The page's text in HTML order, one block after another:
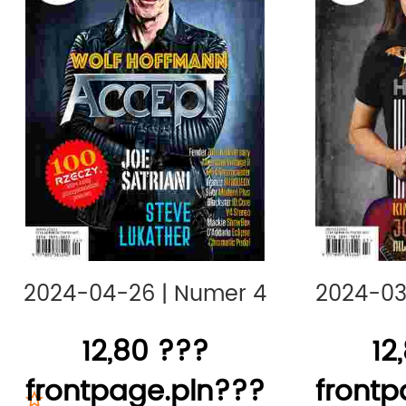
Magazyn Basista- pierwszy w
skierowany do miłośników gitary
Uwaga:e-wydania nie zawierają
dołączanych do wydań
tagi:AVT,
2024-04-26 | Numer 4
12,80 ???
frontpage.pln???
2024-